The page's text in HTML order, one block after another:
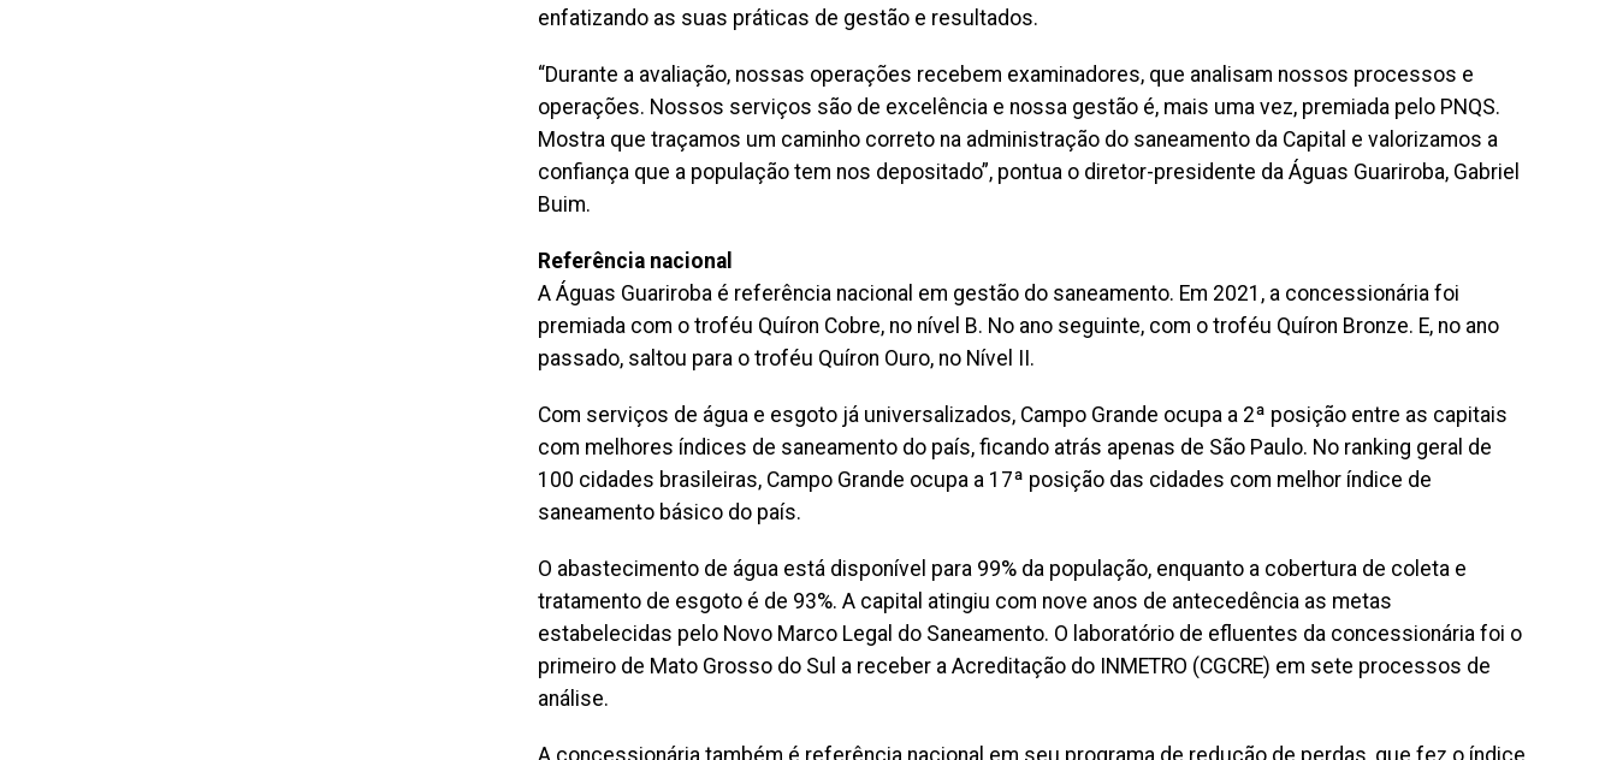
enfatizando as suas práticas de gestão e resultados.
“Durante a avaliação, nossas operações recebem examinadores, que analisam nossos processos e
operações. Nossos serviços são de excelência e nossa gestão é, mais uma vez, premiada pelo PNQS.
Mostra que traçamos um caminho correto na administração do saneamento da Capital e valorizamos a
confiança que a população tem nos depositado”, pontua o diretor-presidente da Águas Guariroba, Gabriel
Buim.
Referência nacional
A Águas Guariroba é referência nacional em gestão do saneamento. Em 2021, a concessionária foi
premiada com o troféu Quíron Cobre, no nível B. No ano seguinte, com o troféu Quíron Bronze. E, no ano
passado, saltou para o troféu Quíron Ouro, no Nível II.
Com serviços de água e esgoto já universalizados, Campo Grande ocupa a 2ª posição entre as capitais
com melhores índices de saneamento do país, ficando atrás apenas de São Paulo. No ranking geral de
100 cidades brasileiras, Campo Grande ocupa a 17ª posição das cidades com melhor índice de
saneamento básico do país.
O abastecimento de água está disponível para 99% da população, enquanto a cobertura de coleta e
tratamento de esgoto é de 93%. A capital atingiu com nove anos de antecedência as metas
estabelecidas pelo Novo Marco Legal do Saneamento. O laboratório de efluentes da concessionária foi o
primeiro de Mato Grosso do Sul a receber a Acreditação do INMETRO (CGCRE) em sete processos de
análise.